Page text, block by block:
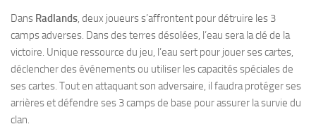
Dans Radlands, deux joueurs s’affrontent pour détruire les 3
camps adverses. Dans des terres désolées, l’eau sera la clé de la
victoire. Unique ressource du jeu, l’eau sert pour jouer ses cartes,
déclencher des événements ou utiliser les capacités spéciales de
ses cartes. Tout en attaquant son adversaire, il faudra protéger ses
arrières et défendre ses 3 camps de base pour assurer la survie du
clan.